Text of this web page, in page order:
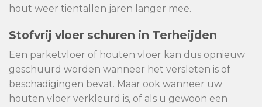
hout weer tientallen jaren langer mee.
Stofvrij vloer schuren in Terheijden
Een parketvloer of houten vloer kan dus opnieuw
geschuurd worden wanneer het versleten is of
beschadigingen bevat. Maar ook wanneer uw
houten vloer verkleurd is, of als u gewoon een